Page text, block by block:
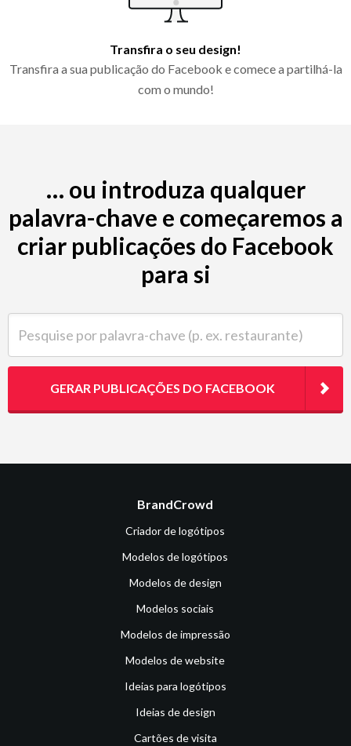
Transfira o seu design!
Transfira a sua publicação do Facebook e comece a partilhá-la
com o mundo!
… ou introduza qualquer
palavra-chave e começaremos a
criar publicações do Facebook
para si
GERAR PUBLICAÇÕES DO FACEBOOK
BrandCrowd
Criador de logótipos
Modelos de logótipos
Modelos de design
Modelos sociais
Modelos de impressão
Modelos de website
Ideias para logótipos
Ideias de design
Cartões de visita